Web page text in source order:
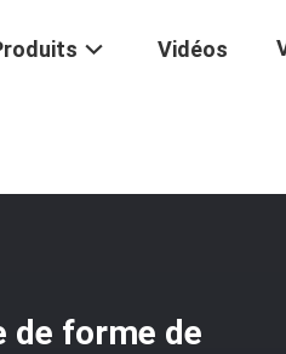
Vidéos
Tamis Moléculaire De Forme De
de forme de